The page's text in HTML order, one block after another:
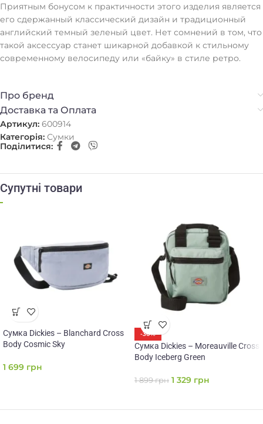
Приятным бонусом к практичности этого изделия является
его сдержанный классический дизайн и традиционный
английский темный зеленый цвет. Нет сомнений в том, что
такой аксессуар станет шикарной добавкой к стильному
современному велосипеду или «байку» в стиле ретро.
Про бренд
Доставка та Оплата
Артикул: 600914
Категорія: Сумки
Поділитися:
Супутні товари
Сумка Dickies – Blanchard Cross
Body Cosmic Sky
1 699 грн
-30%
Сумка Dickies – Moreauville Cross
Body Iceberg Green
1 899грн 1 329 грн